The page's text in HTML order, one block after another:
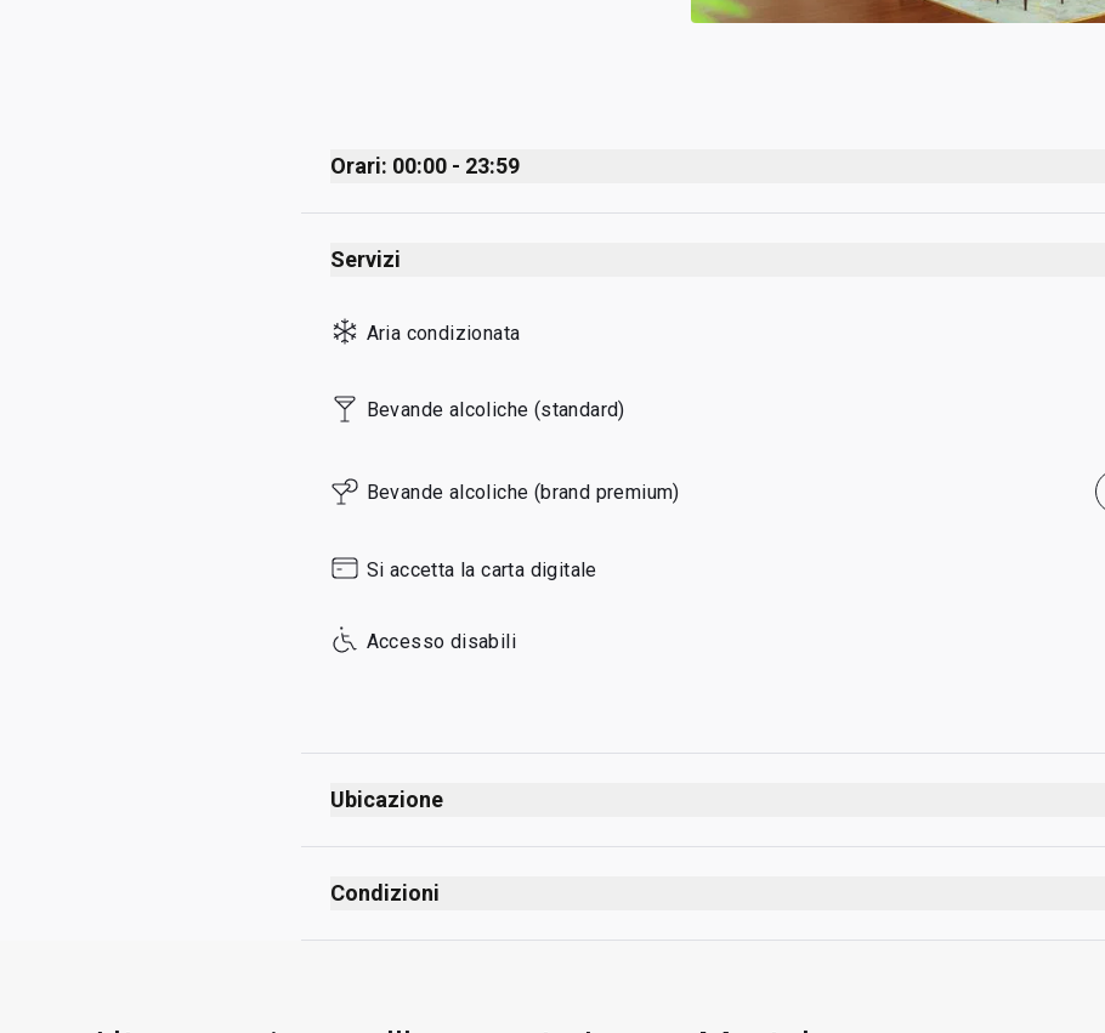
Orari: 00:00 - 23:59
Monday
Tuesday
Thursday
Friday
Sunday
Servizi
Aria condizionata
Bevande alcoliche (standard)
Bevande alcoliche (brand premium)
Si accetta la carta digitale
Accesso disabili
Ubicazione
Condizioni